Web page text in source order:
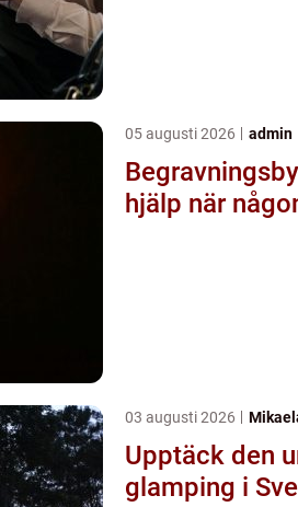
05 augusti 2026 admin
Begravningsbyrå
hjälp när
03 augusti 2026
Upptäck den
glamping i